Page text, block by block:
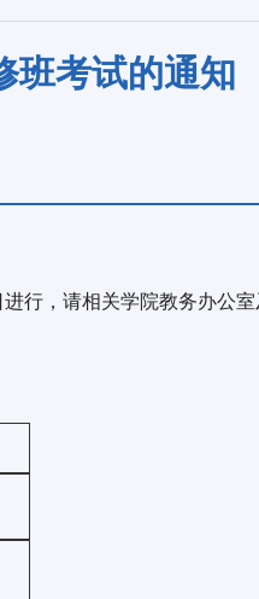
班考试的通知
行，请相关学院教务办公室